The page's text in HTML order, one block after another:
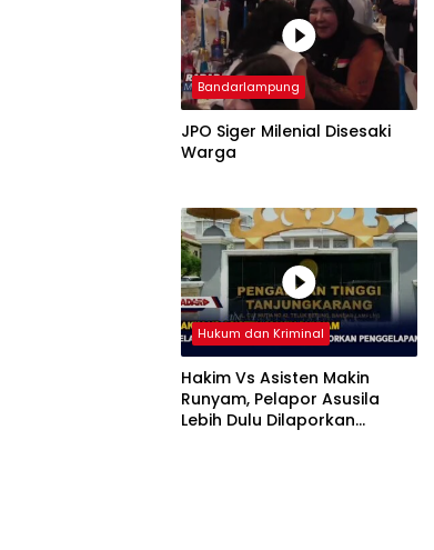
Bandarlampung
JPO Siger Milenial Disesaki
Warga
Hukum dan Kriminal
Hakim Vs Asisten Makin
Runyam, Pelapor Asusila
Lebih Dulu Dilaporkan